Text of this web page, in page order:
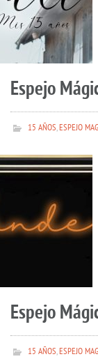
Espejo
15 AÑOS,ESPEJO
Espejo
15 AÑOS,ESPEJO